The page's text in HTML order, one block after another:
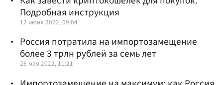
Подробная инструкция
12 июня 2022, 09:04
Россия потратила на импортозамещение
более 3 трлн рублей за семь лет
26 мая 2022, 11:21